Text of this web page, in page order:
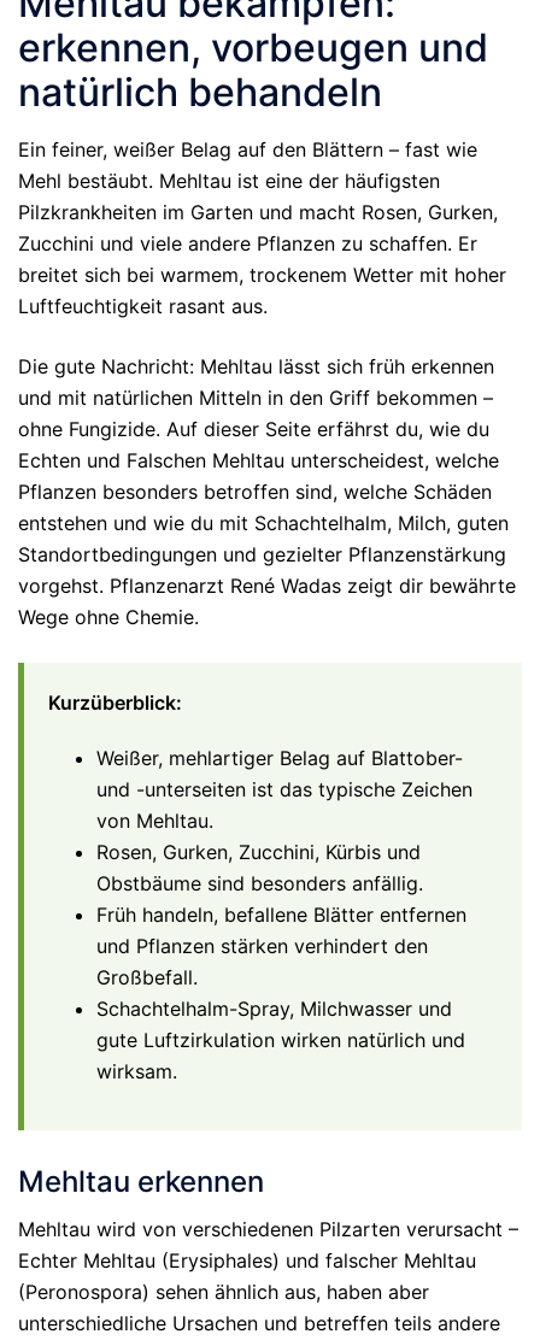
erkennen, vorbeugen und
natürlich behandeln
Ein feiner, weißer Belag auf den Blättern – fast wie
Mehl bestäubt. Mehltau ist eine der häufigsten
Pilzkrankheiten im Garten und macht Rosen, Gurken,
Zucchini und viele andere Pflanzen zu schaffen. Er
breitet sich bei warmem, trockenem Wetter mit hoher
Luftfeuchtigkeit rasant aus.
Die gute Nachricht: Mehltau lässt sich früh erkennen
und mit natürlichen Mitteln in den Griff bekommen –
ohne Fungizide. Auf dieser Seite erfährst du, wie du
Echten und Falschen Mehltau unterscheidest, welche
Pflanzen besonders betroffen sind, welche Schäden
entstehen und wie du mit Schachtelhalm, Milch, guten
Standortbedingungen und gezielter Pflanzenstärkung
vorgehst. Pflanzenarzt René Wadas zeigt dir bewährte
Wege ohne Chemie.
Kurzüberblick:
Weißer, mehlartiger Belag auf Blattober-
und -unterseiten ist das typische Zeichen
von Mehltau.
Rosen, Gurken, Zucchini, Kürbis und
Obstbäume sind besonders anfällig.
Früh handeln, befallene Blätter entfernen
und Pflanzen stärken verhindert den
Großbefall.
Schachtelhalm-Spray, Milchwasser und
gute Luftzirkulation wirken natürlich und
wirksam.
Mehltau erkennen
Mehltau wird von verschiedenen Pilzarten verursacht –
Echter Mehltau (Erysiphales) und falscher Mehltau
(Peronospora) sehen ähnlich aus, haben aber
unterschiedliche Ursachen und betreffen teils andere